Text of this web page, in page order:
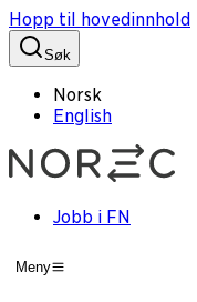
Hopp til hovedinnhold
Søk
Norsk
English
Jobb i FN
Meny